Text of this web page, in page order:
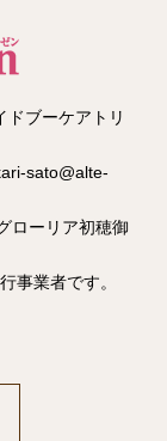
ドブーケアトリ
sato@alte-
ーリア初穂御
事業者です。